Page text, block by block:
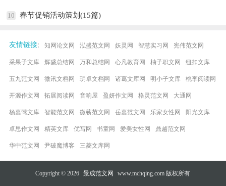
10 春节促销活动策划(15篇)
友情链接: 知网论文网 泓盛范文网 妖灵网 智慧实习网 宪伟范文网
采果子文库 辉盛总结网 万和总结网 心凡教育网 柚子职文网 纽扣文库
五九范文网 微讯文档网 玥卓文档网 诸葛文库网 明小子文库 桃李阅读网
开源作文网 拓展阅读网 音响屋 盈妍作文网 格灵范文网 大通网
杨嘉莺文库 智能范文网 微蕲范文网 岳嘉范文网 乐家女性网 阳光文库
卓思作文网 精英文库 优写网 书童网 爱美女性网 鼎越范文网
华中范文网 尹破魔博客 三菱文库网
Copyright © 2026 景成范文网 www.mchqing.com 版权所有